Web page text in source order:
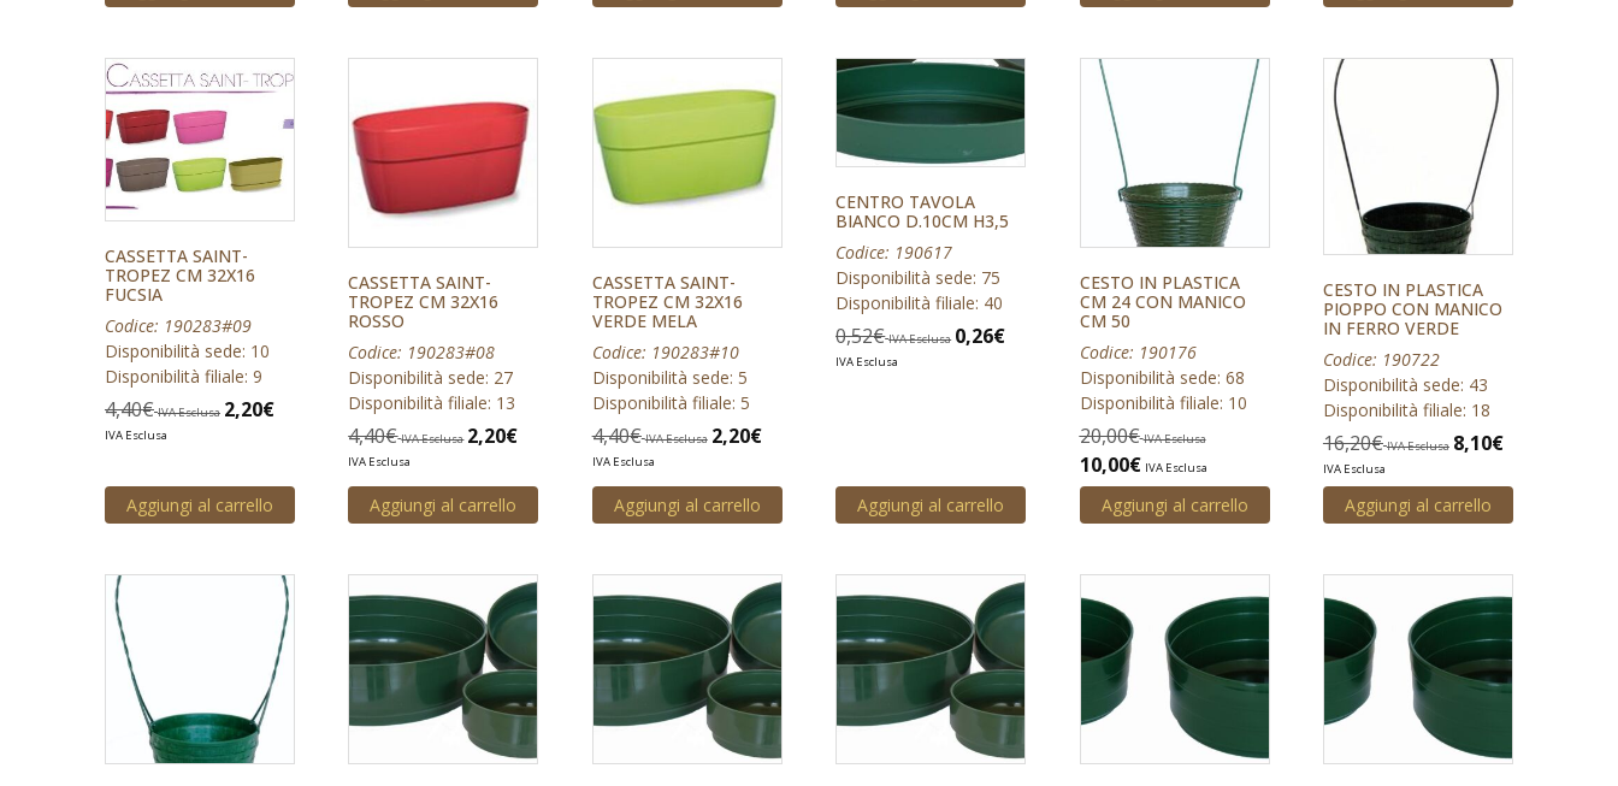
CASSETTA SAINT-
TROPEZ CM 32X16
FUCSIA
Codice: 190283#09
Disponibilità sede: 10
Disponibilità filiale: 9
4,40€ IVA Esclusa 2,20€
IVA Esclusa
Aggiungi al carrello
CASSETTA SAINT-
TROPEZ CM 32X16
ROSSO
Codice: 190283#08
Disponibilità sede: 27
Disponibilità filiale: 13
4,40€ IVA Esclusa 2,20€
IVA Esclusa
Aggiungi al carrello
CASSETTA SAINT-
TROPEZ CM 32X16
VERDE MELA
Codice: 190283#10
Disponibilità sede: 5
Disponibilità filiale: 5
4,40€ IVA Esclusa 2,20€
IVA Esclusa
Aggiungi al carrello
CENTRO TAVOLA
BIANCO D.10CM H3,5
Codice: 190617
Disponibilità sede: 75
Disponibilità filiale: 40
0,52€ IVA Esclusa 0,26€
IVA Esclusa
Aggiungi al carrello
CESTO IN PLASTICA
CM 24 CON MANICO
CM 50
Codice: 190176
Disponibilità sede: 68
Disponibilità filiale: 10
20,00€ IVA Esclusa
10,00€ IVA Esclusa
Aggiungi al carrello
CESTO IN PLASTICA
PIOPPO CON MANICO
IN FERRO VERDE
Codice: 190722
Disponibilità sede: 43
Disponibilità filiale: 18
16,20€ IVA Esclusa 8,10€
IVA Esclusa
Aggiungi al carrello